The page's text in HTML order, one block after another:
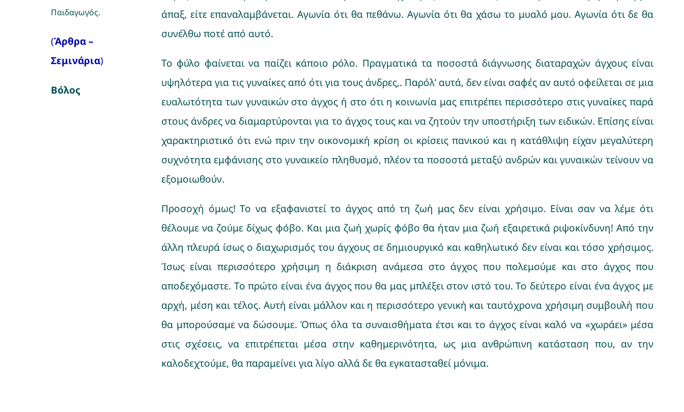
Παιδαγωγός.
(Άρθρα –
Σεμινάρια)
Βόλος
άπαξ, είτε επαναλαμβάνεται. Αγωνία ότι θα πεθάνω. Αγωνία ότι θα χάσω το μυαλό μου. Αγωνία ότι δε θα
συνέλθω ποτέ από αυτό.
Το φύλο φαίνεται να παίζει κάποιο ρόλο. Πραγματικά τα ποσοστά διάγνωσης διαταραχών άγχους είναι
υψηλότερα για τις γυναίκες από ότι για τους άνδρες,. Παρόλ’ αυτά, δεν είναι σαφές αν αυτό οφείλεται σε μια
ευαλωτότητα των γυναικών στο άγχος ή στο ότι η κοινωνία μας επιτρέπει περισσότερο στις γυναίκες παρά
στους άνδρες να διαμαρτύρονται για το άγχος τους και να ζητούν την υποστήριξη των ειδικών. Επίσης είναι
χαρακτηριστικό ότι ενώ πριν την οικονομική κρίση οι κρίσεις πανικού και η κατάθλιψη είχαν μεγαλύτερη
συχνότητα εμφάνισης στο γυναικείο πληθυσμό, πλέον τα ποσοστά μεταξύ ανδρών και γυναικών τείνουν να
εξομοιωθούν.
Προσοχή όμως! Το να εξαφανιστεί το άγχος από τη ζωή μας δεν είναι χρήσιμο. Είναι σαν να λέμε ότι
θέλουμε να ζούμε δίχως φόβο. Και μια ζωή χωρίς φόβο θα ήταν μια ζωή εξαιρετικά ριψοκίνδυνη! Από την
άλλη πλευρά ίσως ο διαχωρισμός του άγχους σε δημιουργικό και καθηλωτικό δεν είναι και τόσο χρήσιμος.
Ίσως είναι περισσότερο χρήσιμη η διάκριση ανάμεσα στο άγχος που πολεμούμε και στο άγχος που
αποδεχόμαστε. Το πρώτο είναι ένα άγχος που θα μας μπλέξει στον ιστό του. Το δεύτερο είναι ένα άγχος με
αρχή, μέση και τέλος. Αυτή είναι μάλλον και η περισσότερο γενική και ταυτόχρονα χρήσιμη συμβουλή που
θα μπορούσαμε να δώσουμε. Όπως όλα τα συναισθήματα έτσι και το άγχος είναι καλό να «χωράει» μέσα
στις σχέσεις, να επιτρέπεται μέσα στην καθημερινότητα, ως μια ανθρώπινη κατάσταση που, αν την
καλοδεχτούμε, θα παραμείνει για λίγο αλλά δε θα εγκατασταθεί μόνιμα.